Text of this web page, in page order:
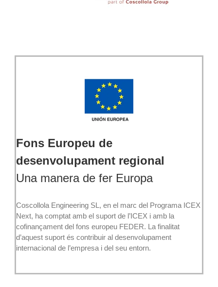
Fons Europeu de
desenvolupament regional
Una manera de fer Europa
Coscollola Engineering SL, en el marc del Programa ICEX
Next, ha comptat amb el suport de l’ICEX i amb la
cofinançament del fons europeu FEDER. La finalitat
d’aquest suport és contribuir al desenvolupament
internacional de l’empresa i del seu entorn.